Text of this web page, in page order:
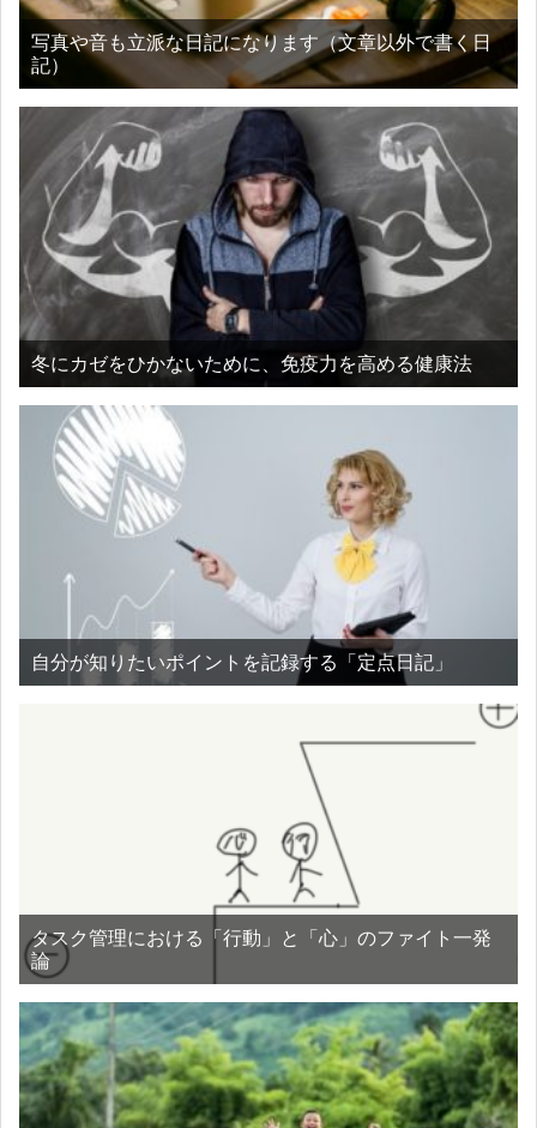
写真や音も立派な日記になります（文章以外で書く日
記）
冬にカゼをひかないために、免疫力を高める健康法
自分が知りたいポイントを記録する「定点日記」
タスク管理における「行動」と「心」のファイト一発
論